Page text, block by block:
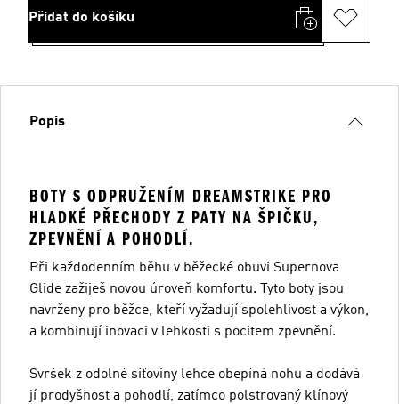
Přidat do košíku
Popis
BOTY S ODPRUŽENÍM DREAMSTRIKE PRO
HLADKÉ PŘECHODY Z PATY NA ŠPIČKU,
ZPEVNĚNÍ A POHODLÍ.
Při každodenním běhu v běžecké obuvi Supernova
Glide zažiješ novou úroveň komfortu. Tyto boty jsou
navrženy pro běžce, kteří vyžadují spolehlivost a výkon,
a kombinují inovaci v lehkosti s pocitem zpevnění.
Svršek z odolné síťoviny lehce obepíná nohu a dodává
jí prodyšnost a pohodlí, zatímco polstrovaný klínový